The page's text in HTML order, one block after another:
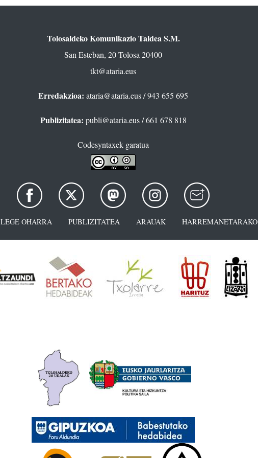
Tolosaldeko Komunikazio Taldea S.M.
San Esteban, 20 Tolosa 20400
tkt@ataria.eus
Erredakzioa: ataria@ataria.eus/ 943 655 695
Publizitatea: publi@ataria.eus/ 661 678 818
Codesyntaxek garatua
LEGE OHARRA PUBLIZITATEA ARAUAK HARREMANETARAKO